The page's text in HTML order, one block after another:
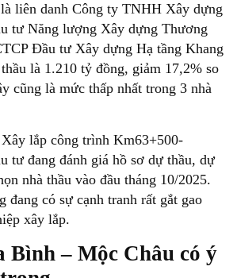
liên danh Công ty TNHH Xây dựng
tư Năng lượng Xây dựng Thương
Đầu tư Xây dựng Hạ tầng Khang
là 1.210 tỷ đồng, giảm 17,2% so
cũng là mức thấp nhất trong 3 nhà
lắp công trình Km63+500-
tư đang đánh giá hồ sơ dự thầu, dự
nhà thầu vào đầu tháng 10/2025.
đang có sự cạnh tranh rất gắt gao
xây lắp.
Bình – Mộc Châu có ý